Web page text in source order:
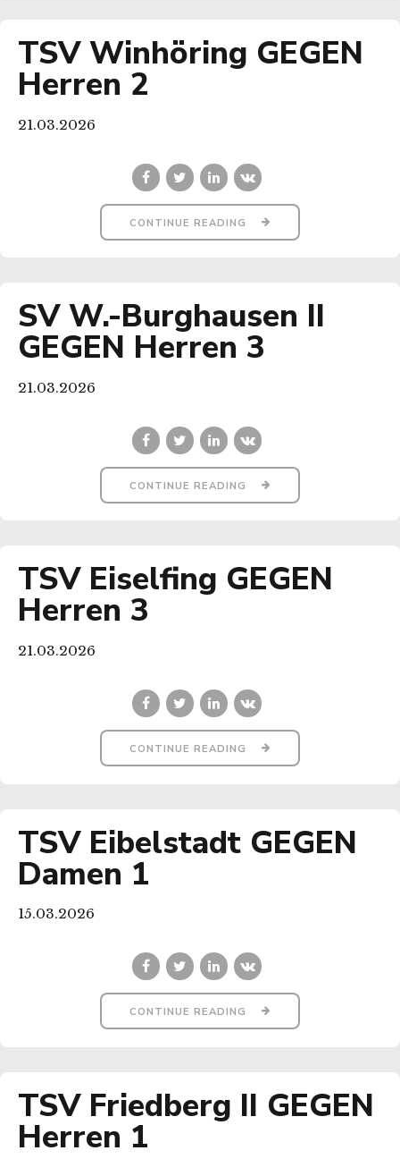
TSV Winhöring GEGEN
Herren 2
21.03.2026
CONTINUE READING
SV W.-Burghausen II
GEGEN Herren 3
21.03.2026
CONTINUE READING
TSV Eiselfing GEGEN
Herren 3
21.03.2026
CONTINUE READING
TSV Eibelstadt GEGEN
Damen 1
15.03.2026
CONTINUE READING
TSV Friedberg II GEGEN
Herren 1